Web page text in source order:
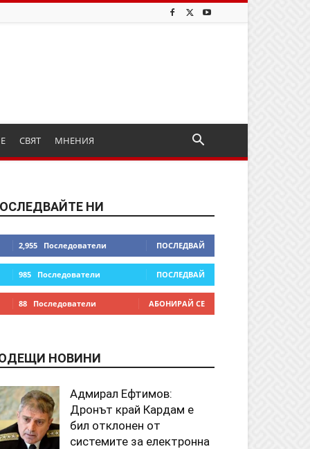
СВЯТ МНЕНИЯ
НИ
2,955 Последователи ПОСЛЕДВАЙ
985 Последователи ПОСЛЕДВАЙ
88 Последователи АБОНИРАЙ СЕ
НОВИНИ
Адмирал Ефтимов:
Дронът край Кардам е
бил отклонен от
системите за електронна